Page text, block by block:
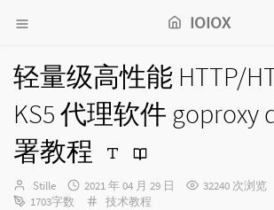
IOIOX
轻量级高性能 HTTP/
KS5 代理软件 goproxy
署教程
博
主：
Stille
发
布
2021 年 04 月 29 日 32240 次浏览
1703字数
分
技术教程